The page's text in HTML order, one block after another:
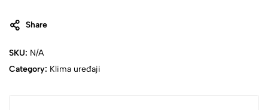
Share
SKU: N/A
Category: Klima uređaji